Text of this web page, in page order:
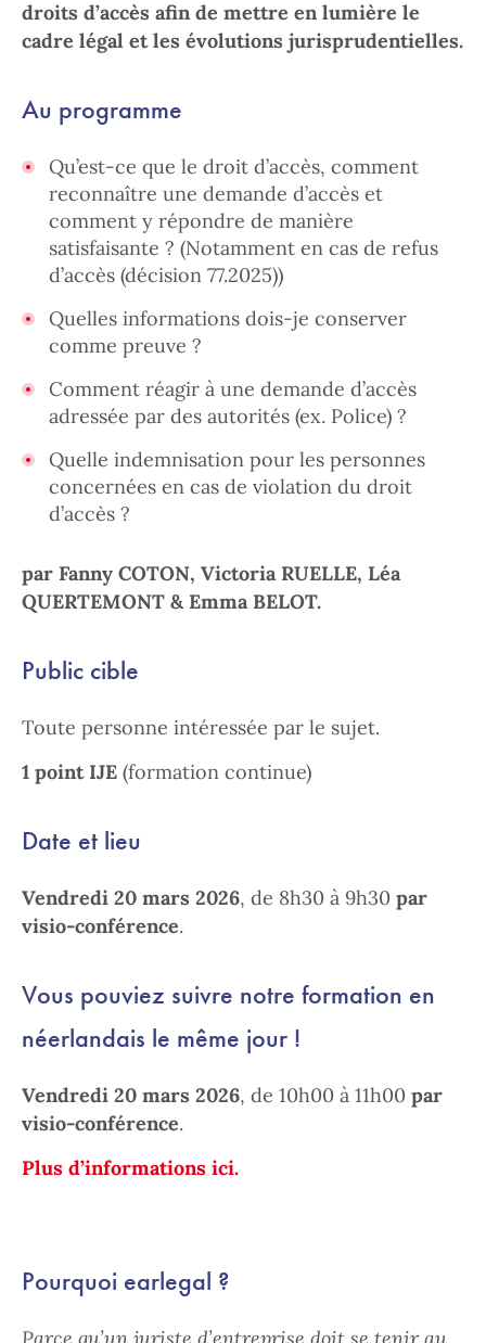
droits d’accès afin de mettre en lumière le
cadre légal et les évolutions jurisprudentielles.
Au programme
Qu’est-ce que le droit d’accès, comment
reconnaître une demande d’accès et
comment y répondre de manière
satisfaisante ? (Notamment en cas de refus
d’accès (décision 77.2025))
Quelles informations dois-je conserver
comme preuve ?
Comment réagir à une demande d’accès
adressée par des autorités (ex. Police) ?
Quelle indemnisation pour les personnes
concernées en cas de violation du droit
d’accès ?
par Fanny COTON, Victoria RUELLE, Léa
QUERTEMONT & Emma BELOT.
Public cible
Toute personne intéressée par le sujet.
1 point IJE (formation continue)
Date et lieu
Vendredi 20 mars 2026, de 8h30 à 9h30 par
visio-conférence.
Vous pouviez suivre notre formation en
néerlandais le même jour !
Vendredi 20 mars 2026, de 10h00 à 11h00 par
visio-conférence.
Plus d’informations ici.
Pourquoi earlegal ?